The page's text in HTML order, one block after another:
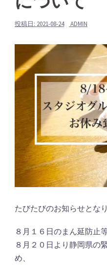
投稿日: 2021-08-24 ADMIN
たびたびのお知らせとな
８月１６日のまん延防止
８月２０日より静岡県の
め、